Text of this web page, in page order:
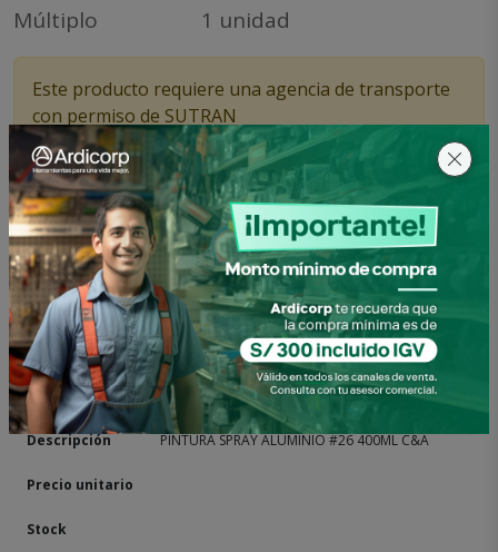
Múltiplo 1 unidad
Este producto requiere una agencia de transporte
con permiso de SUTRAN
Acceder para pedir este producto
Otras presentaciones
1520101152013
PINTURA SPRAY ALUMINIO #26 400ML C&A